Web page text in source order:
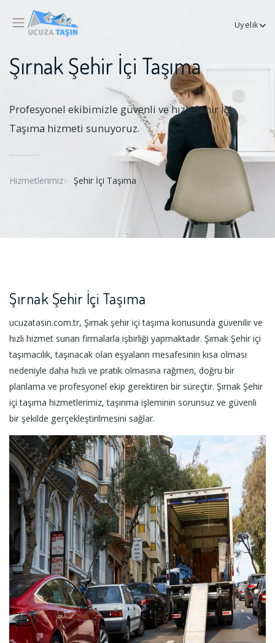
Üyelik
Şırnak Şehir İçi Taşıma
Profesyonel ekibimizle güvenli ve hızlı Şehir İçi
Taşıma hizmeti sunuyoruz.
Hizmetlerimiz Şehir İçi Taşıma
Şırnak Şehir İçi Taşıma
ucuzatasin.com.tr, Şırnak şehir içi taşıma konusunda güvenilir ve
hızlı hizmet sunan firmalarla işbirliği yapmaktadır. Şırnak Şehir içi
taşımacılık, taşınacak olan eşyaların mesafesinin kısa olması
nedeniyle daha hızlı ve pratik olmasına rağmen, doğru bir
planlama ve profesyonel ekip gerektiren bir süreçtir. Şırnak Şehir
içi taşıma hizmetlerimiz, taşınma işleminin sorunsuz ve güvenli
bir şekilde gerçekleştirilmesini sağlar.